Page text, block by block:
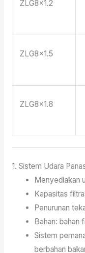
ZLG8×1.2
ZLG8×1.5
ZLG8×1.8
1. Sistem Udara
Menyediakan
Kapasitas
Penurunan
Bahan: bahan
Sistem
berbahan